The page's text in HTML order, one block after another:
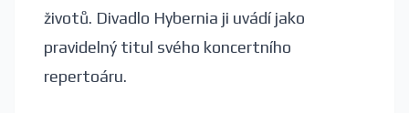
životů. Divadlo Hybernia ji uvádí jako
pravidelný titul svého koncertního
repertoáru.